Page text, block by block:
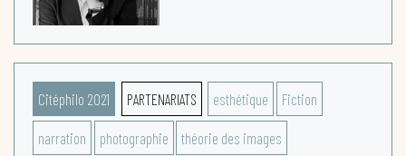
Citéphilo 2021 PARTENARIATS esthétique Fiction
narration photographie théorie des images